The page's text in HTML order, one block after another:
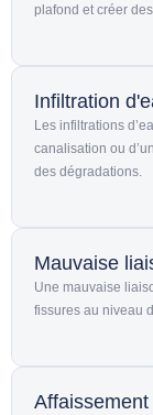
plafond et créer
Infiltration
Les infiltrations
canalisation ou
des dégradations.
Mauvaise
Une mauvaise
fissures au niveau